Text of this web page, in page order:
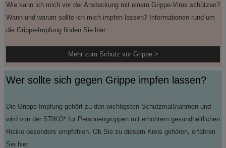
Wie kann ich mich vor der Ansteckung mit einem Grippe-Virus schützen?
Wann und warum sollte ich mich impfen lassen? Informationen rund um
die Grippe-Impfung finden Sie hier.
Mehr zum Schutz vor Grippe >
Wer sollte sich gegen Grippe impfen lassen?
Die Grippe-Impfung gehört zu den wichtigsten Schutzmaßnahmen und
wird von der STIKO* für Personengruppen mit erhöhtem gesundheitlichen
Risiko besonders empfohlen. Ob Sie zu diesem Kreis gehören, erfahren
Sie hier.